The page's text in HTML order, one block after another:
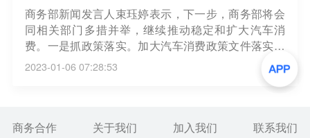
商务部新闻发言人束珏婷表示，下一步，商务部将会
同相关部门多措并举，继续推动稳定和扩大汽车消
费。一是抓政策落实。加大汽车消费政策文件落实督
导力度，及时推广地方好经验好做法，确保政策落地
见效。二是抓措施完善。会同有关方面研究扩大二手
车流通、支持新能源汽车消费、促进老旧汽车报废更
题，促进汽车梯次消费、循环消费。三是抓环境优
2023-01-06 07:28:53
商务合作 关于我们 加入我们 联系我们